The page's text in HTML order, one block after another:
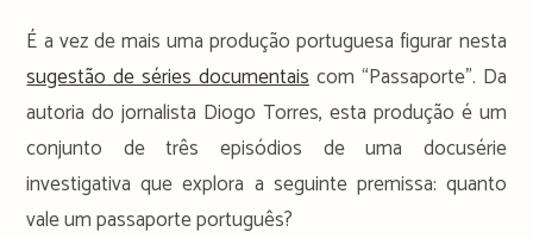
É a vez de mais uma produção portuguesa figurar nesta
sugestão de séries documentais com “Passaporte”. Da
autoria do jornalista Diogo Torres, esta produção é um
conjunto de três episódios de uma docusérie
investigativa que explora a seguinte premissa: quanto
vale um passaporte português?